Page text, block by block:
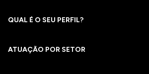
QUAL É O SEU PERFIL?
ATUAÇÃO POR SETOR